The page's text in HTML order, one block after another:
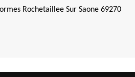
Rochetaillee Sur Saone 69270